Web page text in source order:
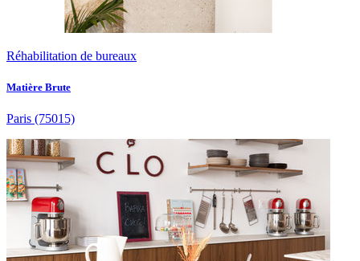
Réhabilitation de bureaux
Matière Brute
Paris (75015)